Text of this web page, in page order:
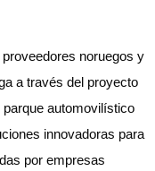
noruegos y
a través del proyecto
automovilístico
innovadoras para
por empresas